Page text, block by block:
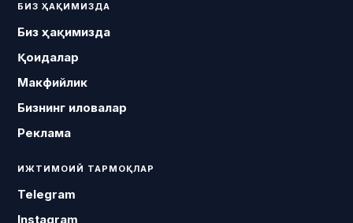
БИЗ ҲАҚИМИЗДА
Биз ҳақимизда
Қоидалар
Макфийлик
Бизнинг иловалар
Реклама
ИЖТИМОИЙ ТАРМОҚЛАР
Telegram
Instagram